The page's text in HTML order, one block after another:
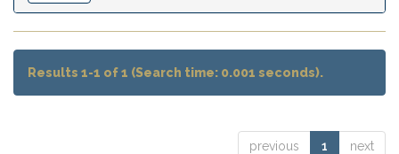
Results 1-1 of 1 (Search time: 0.001 seconds).
previous 1 next